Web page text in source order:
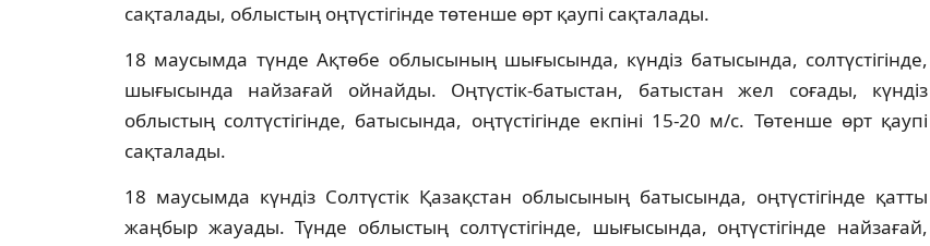
сақталады, облыстың оңтүстігінде төтенше өрт қаупі сақталады.
18 маусымда түнде Ақтөбе облысының шығысында, күндіз батысында, солтүстігінде,
шығысында найзағай ойнайды. Оңтүстік-батыстан, батыстан жел соғады, күндіз
облыстың солтүстігінде, батысында, оңтүстігінде екпіні 15-20 м/с. Төтенше өрт қаупі
сақталады.
18 маусымда күндіз Солтүстік Қазақстан облысының батысында, оңтүстігінде қатты
жаңбыр жауады. Түнде облыстың солтүстігінде, шығысында, оңтүстігінде найзағай,